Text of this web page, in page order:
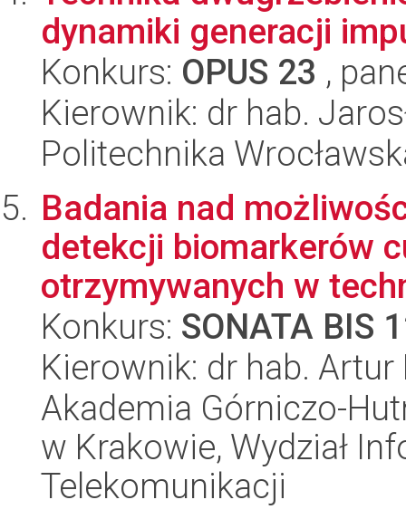
dynamiki generacji
Konkurs: OPUS 23 ,
Kierownik: dr hab.
Politechnika
Badania nad
detekcji biomarkerów
otrzymywanych w
Konkurs: SONATA BIS
Kierownik: dr hab.
Akademia Górniczo-
w Krakowie, Wydział
Telekomunikacji